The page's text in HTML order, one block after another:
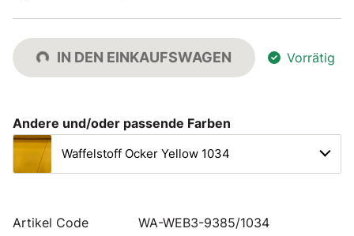
IN DEN EINKAUFSWAGEN Vorrätig
Andere und/oder passende Farben
Waffelstoff Ocker Yellow 1034
Artikel Code WA-WEB3-9385/1034